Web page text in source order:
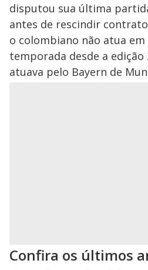
disputou sua última
antes de rescindir
o colombiano não atua
temporada desde a edição
atuava pelo Bayern de
Confira os últimos